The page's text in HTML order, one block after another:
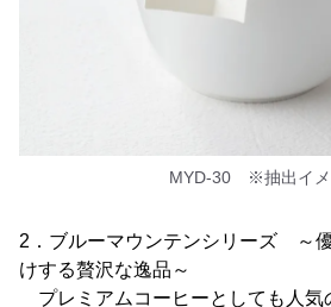
MYD-30 ※抽出イメ
2．ブルーマウンテンシリーズ ～
けする贅沢な逸品～
プレミアムコーヒーとしても人気